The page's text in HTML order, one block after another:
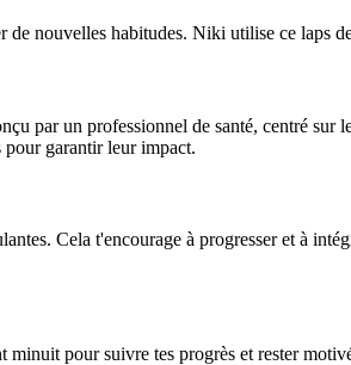
nouvelles habitudes. Niki utilise ce laps
par un professionnel de santé, centré
pour garantir leur impact.
Cela t'encourage à progresser et à
pour suivre tes progrès et rester